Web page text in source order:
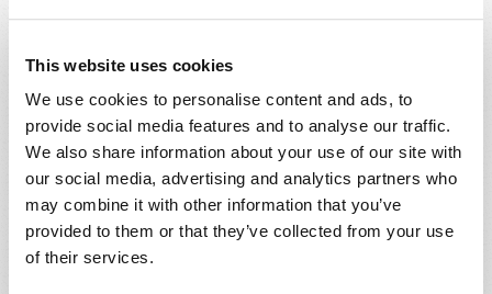
This website uses cookies
We use cookies to personalise content and ads, to
provide social media features and to analyse our traffic.
We also share information about your use of our site with
our social media, advertising and analytics partners who
may combine it with other information that you’ve
provided to them or that they’ve collected from your use
of their services.